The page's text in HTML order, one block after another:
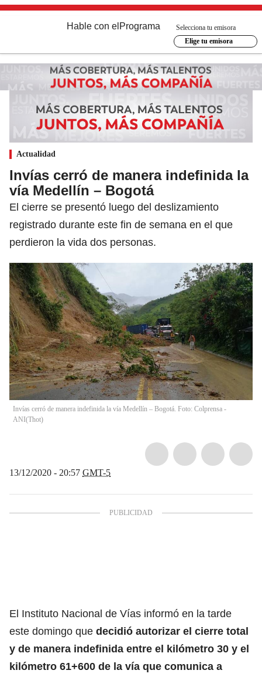
Hable con el Programa
Selecciona tu emisora
Elige tu emisora
Actualidad
Invías cerró de manera indefinida la
vía Medellín – Bogotá
El cierre se presentó luego del deslizamiento
registrado durante este fin de semana en el que
perdieron la vida dos personas.
Invías cerró de manera indefinida la vía Medellín – Bogotá. Foto: Colprensa -
ANI(Thot)
13/12/2020 - 20:57 GMT-5
El Instituto Nacional de Vías informó en la tarde
este domingo que decidió autorizar el cierre total
y de manera indefinida entre el kilómetro 30 y el
kilómetro 61+600 de la vía que comunica a